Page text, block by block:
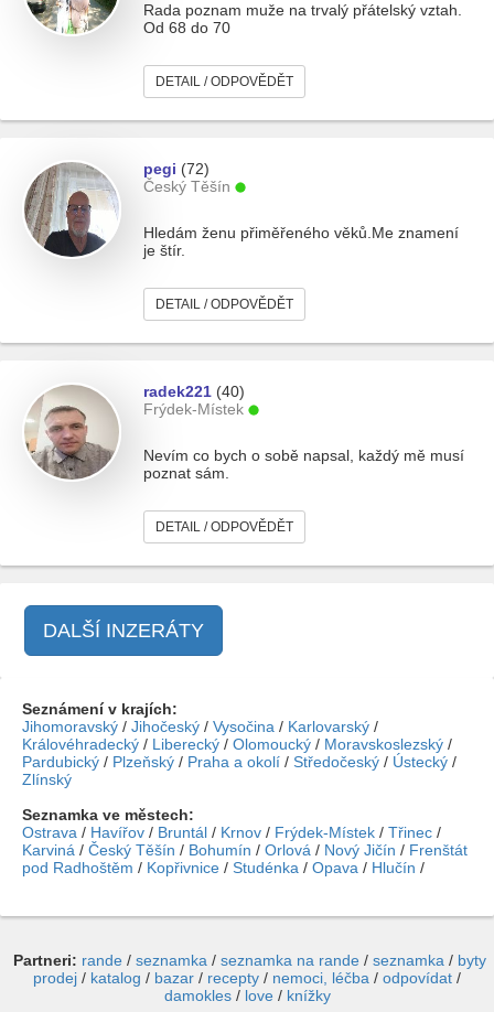
Rada poznam muže na trvalý přátelský vztah.
Od 68 do 70
DETAIL / ODPOVĚDĚT
pegi (72)
Český Těšín
Hledám ženu přiměřeného věků.Me znamení
je štír.
DETAIL / ODPOVĚDĚT
radek221 (40)
Frýdek-Místek
Nevím co bych o sobě napsal, každý mě musí
poznat sám.
DETAIL / ODPOVĚDĚT
DALŠÍ INZERÁTY
Seznámení v krajích:
Jihomoravský / Jihočeský / Vysočina / Karlovarský /
Královéhradecký / Liberecký / Olomoucký / Moravskoslezský /
Pardubický / Plzeňský / Praha a okolí / Středočeský / Ústecký /
Zlínský
Seznamka ve městech:
Ostrava / Havířov / Bruntál / Krnov / Frýdek-Místek / Třinec /
Karviná / Český Těšín / Bohumín / Orlová / Nový Jičín / Frenštát
pod Radhoštěm / Kopřivnice / Studénka / Opava / Hlučín /
Partneri: rande/ seznamka / seznamka na rande/ seznamka / byty
prodej / katalog / bazar / recepty / nemoci, léčba / odpovídat /
damokles/ love/ knížky